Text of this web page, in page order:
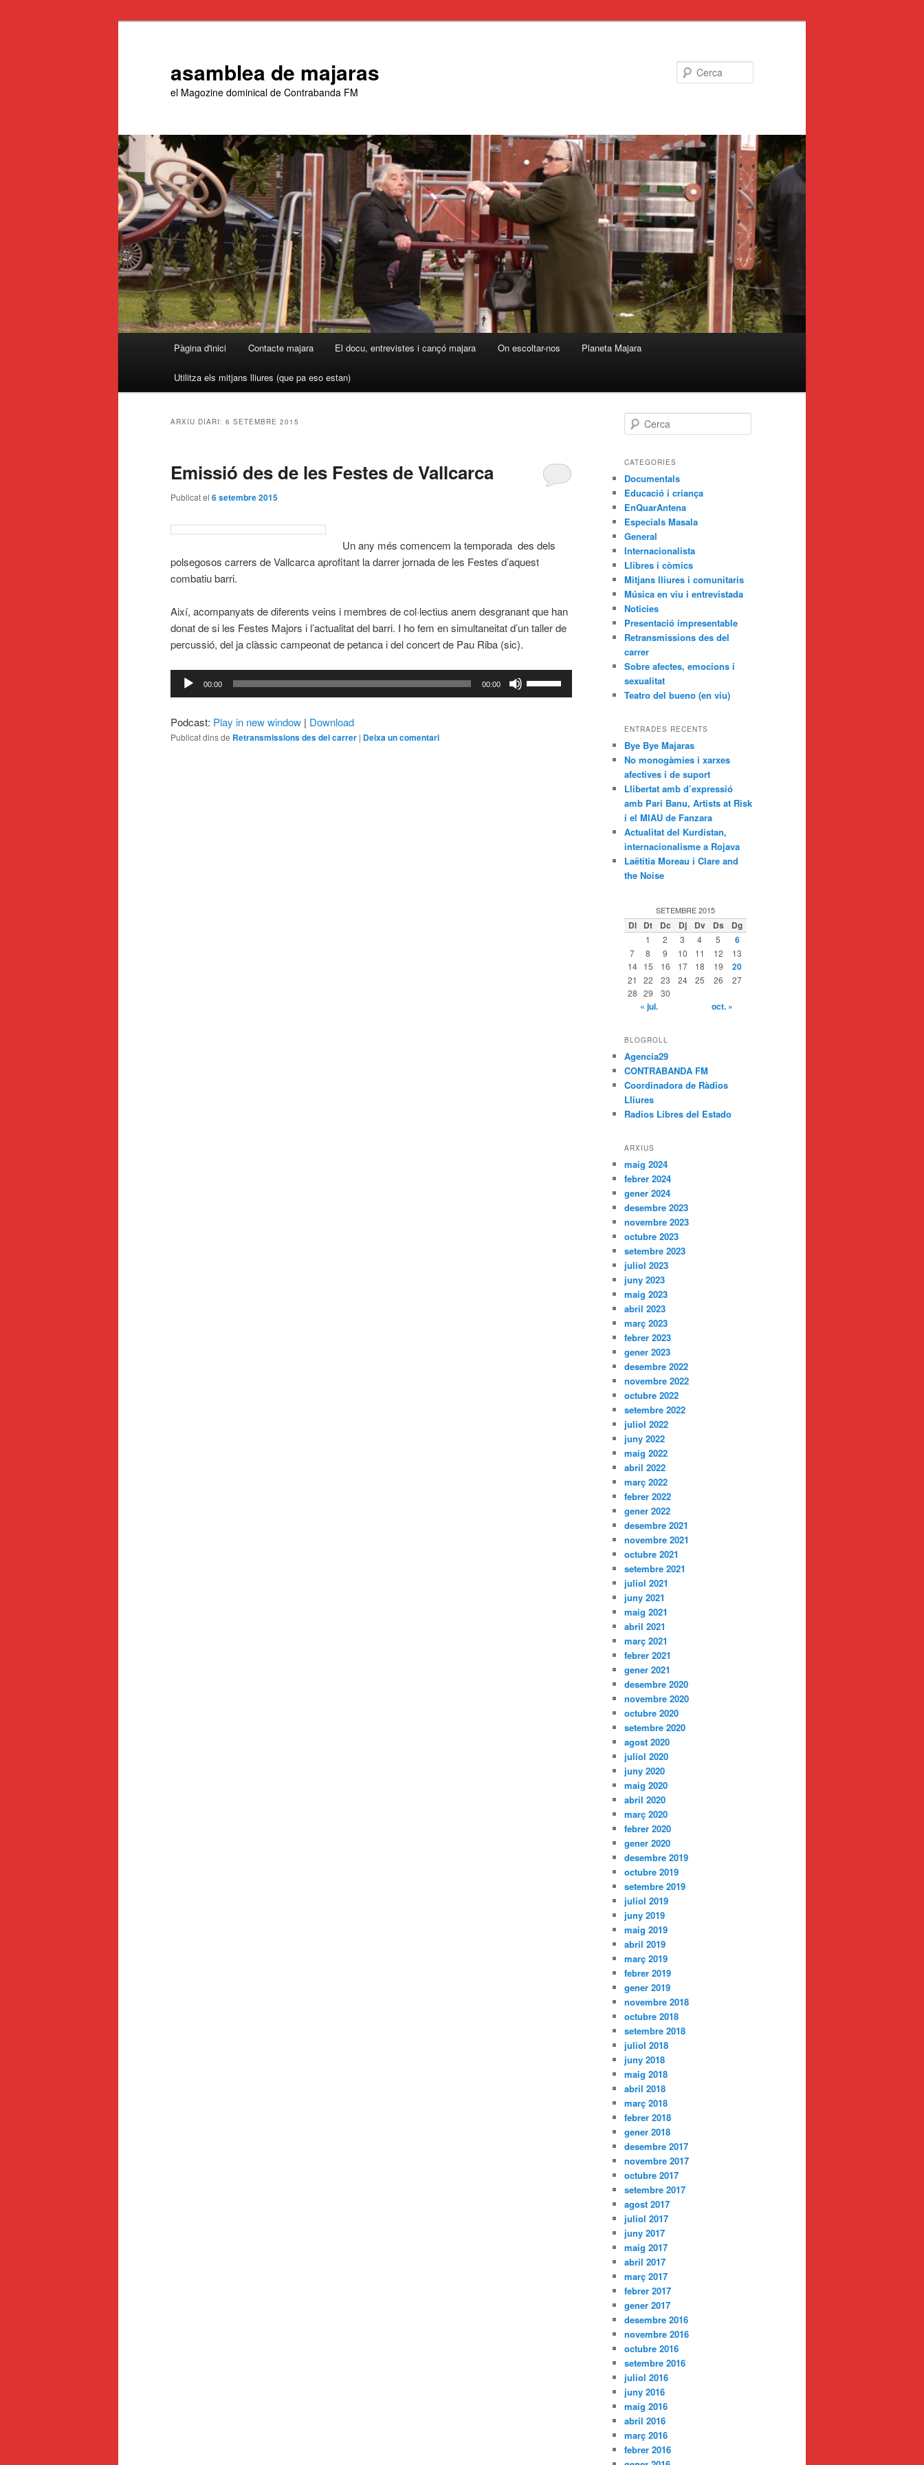
asamblea de majaras
el Magozine dominical de Contrabanda FM
Pàgina d'inici Contacte majara El docu, entrevistes i cançó majara On escoltar-nos Planeta Majara
Utilitza els mitjans lliures (que pa eso estan)
ARXIU DIARI: 6 SETEMBRE 2015
Emissió des de les Festes de Vallcarca
Publicat el 6 setembre 2015
Un any més comencem la temporada des dels
polsegosos carrers de Vallcarca aprofitant la darrer jornada de les Festes d’aquest
combatiu barri.
Així, acompanyats de diferents veins i membres de col·lectius anem desgranant que han
donat de si les Festes Majors i l’actualitat del barri. I ho fem en simultaneitat d’un taller de
percussió, del ja clàssic campeonat de petanca i del concert de Pau Riba (sic).
Reproductor
d'àudio
00:00 00:00
Podcast: Play in new window | Download
Publicat dins de Retransmissions des del carrer | Deixa un comentari
e
c
CATEGORIES
Documentals
Educació i criança
EnQuarAntena
Especials Masala
General
Internacionalista
Llibres i còmics
Mitjans lliures i comunitaris
Música en viu i entrevistada
Noticies
Presentació impresentable
Retransmissions des del
carrer
Sobre afectes, emocions i
sexualitat
Teatro del bueno (en viu)
ENTRADES RECENTS
Bye Bye Majaras
No monogàmies i xarxes
afectives i de suport
Llibertat amb d’expressió
amb Pari Banu, Artists at Risk
i el MIAU de Fanzara
Actualitat del Kurdistan,
internacionalisme a Rojava
Laëtitia Moreau i Clare and
the Noise
SETEMBRE 2015
Dl Dt Dc Dj Dv Ds Dg
1 2 3 4 5 6
7 8 9 10 11 12
13
14
15 16 17 18 19 20
21 22 23 24 25 26
27
28 29 30
« jul. oct. »
BLOGROLL
Agencia29
CONTRABANDA FM
Coordinadora de Ràdios
Lliures
Radios Libres del Estado
ARXIUS
maig 2024
febrer 2024
gener 2024
desembre 2023
novembre 2023
octubre 2023
setembre 2023
juliol 2023
juny 2023
maig 2023
abril 2023
març 2023
febrer 2023
gener 2023
desembre 2022
novembre 2022
octubre 2022
setembre 2022
juliol 2022
juny 2022
maig 2022
abril 2022
març 2022
febrer 2022
gener 2022
desembre 2021
novembre 2021
octubre 2021
setembre 2021
juliol 2021
juny 2021
maig 2021
abril 2021
març 2021
febrer 2021
gener 2021
desembre 2020
novembre 2020
octubre 2020
setembre 2020
agost 2020
juliol 2020
juny 2020
maig 2020
abril 2020
març 2020
febrer 2020
gener 2020
desembre 2019
octubre 2019
setembre 2019
juliol 2019
juny 2019
maig 2019
abril 2019
març 2019
febrer 2019
gener 2019
novembre 2018
octubre 2018
setembre 2018
juliol 2018
juny 2018
maig 2018
abril 2018
març 2018
febrer 2018
gener 2018
desembre 2017
novembre 2017
octubre 2017
setembre 2017
agost 2017
juliol 2017
juny 2017
maig 2017
abril 2017
març 2017
febrer 2017
gener 2017
desembre 2016
novembre 2016
octubre 2016
setembre 2016
juliol 2016
juny 2016
maig 2016
abril 2016
març 2016
febrer 2016